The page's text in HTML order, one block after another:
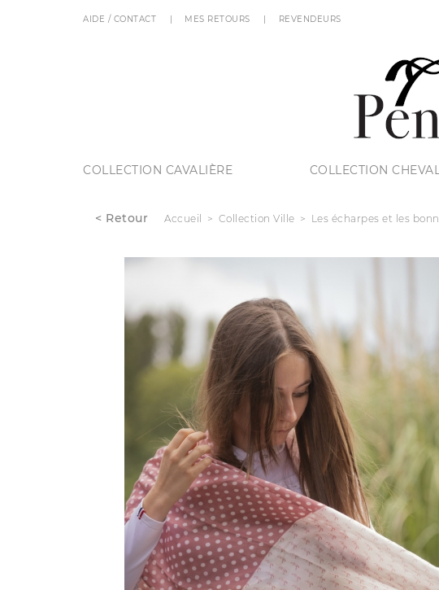
AIDE / CONTACT MES RETOURS REVENDEURS
COLLECTION CAVALIÈRE COLLECTION
< Retour Accueil Collection Ville Les écharpes et les